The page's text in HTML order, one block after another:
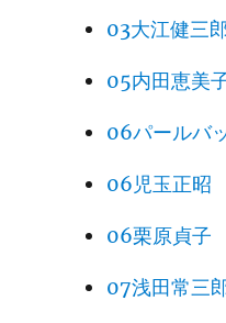
03大江健三
05内田恵美
06パールバ
06児玉正昭
06栗原貞子
07浅田常三